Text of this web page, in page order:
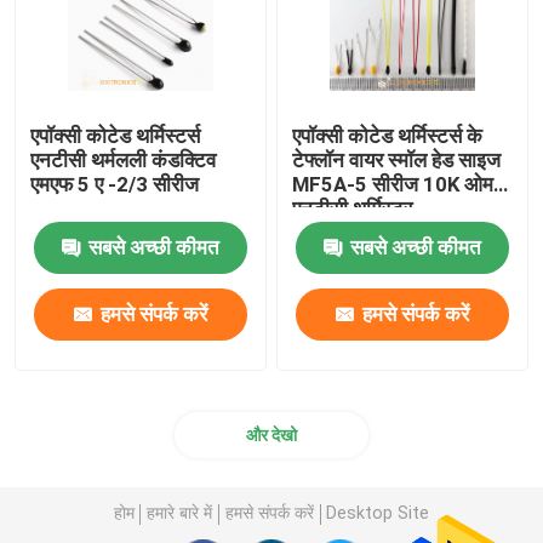
Flanged तापमान सेंसर
पिरोया तापमान सेंसर
चिप स्टाइल एनटीसी थर्मिस्टर्स
एपॉक्सी कोटेड थर्मिस्टर्स
एनटीसी थर्मलली कंडक्टिव
एमएफ 5 ए -2/3 सीरीज
सबसे अच्छी कीमत
हमसे संपर्क करें
एपॉक्सी कोटेड थर्मिस्टर्स के
टेफ्लॉन वायर स्मॉल हेड साइज
MF5A-5 सीरीज 10K ओम
एनटीसी थर्मिस्टर
सबसे अच्छी कीमत
हमसे संपर्क करें
और देखो
होम हमारे बारे में हमसे संपर्क करें Desktop Site